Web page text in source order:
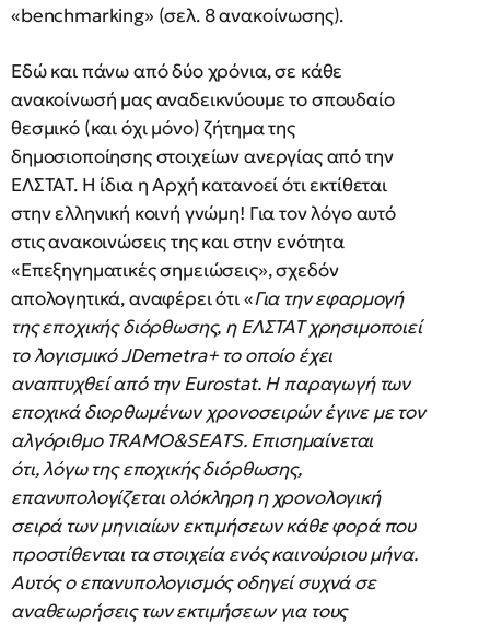
«benchmarking» (σελ. 8 ανακοίνωσης).
Εδώ και πάνω από δύο χρόνια, σε κάθε
ανακοίνωσή μας αναδεικνύουμε το σπουδαίο
θεσμικό (και όχι μόνο) ζήτημα της
δημοσιοποίησης στοιχείων ανεργίας από την
ΕΛΣΤΑΤ. Η ίδια η Αρχή κατανοεί ότι εκτίθεται
στην ελληνική κοινή γνώμη! Για τον λόγο αυτό
στις ανακοινώσεις της και στην ενότητα
«Επεξηγηματικές σημειώσεις», σχεδόν
απολογητικά, αναφέρει ότι «Για την εφαρμογή
της εποχικής διόρθωσης, η ΕΛΣΤΑΤ χρησιμοποιεί
το λογισμικό JDemetra+ το οποίο έχει
αναπτυχθεί από την Eurostat. Η παραγωγή των
εποχικά διορθωμένων χρονοσειρών έγινε με τον
αλγόριθμο TRAMO&SEATS. Επισημαίνεται
ότι, λόγω της εποχικής διόρθωσης,
επανυπολογίζεται ολόκληρη η χρονολογική
σειρά των μηνιαίων εκτιμήσεων κάθε φορά που
προστίθενται τα στοιχεία ενός καινούριου μήνα.
Αυτός ο επανυπολογισμός οδηγεί συχνά σε
αναθεωρήσεις των εκτιμήσεων για τους